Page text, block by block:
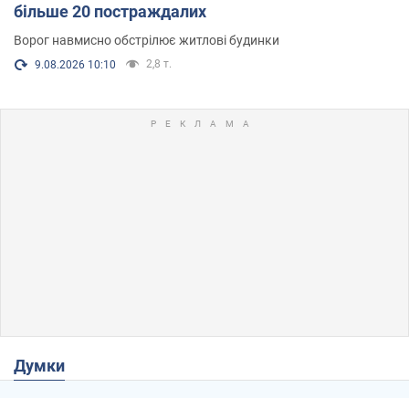
більше 20 постраждалих
Ворог навмисно обстрілює житлові будинки
9.08.2026 10:10 2,8 т.
Думки